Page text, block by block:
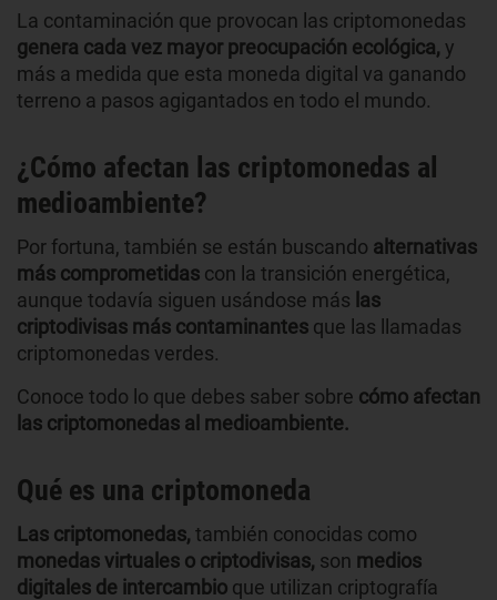
La contaminación que provocan las criptomonedas
genera cada vez mayor preocupación ecológica, y
más a medida que esta moneda digital va ganando
terreno a pasos agigantados en todo el mundo.
¿Cómo afectan las criptomonedas al
medioambiente?
Por fortuna, también se están buscando alternativas
más comprometidas con la transición energética,
aunque todavía siguen usándose más las
criptodivisas más contaminantes que las llamadas
criptomonedas verdes.
Conoce todo lo que debes saber sobre cómo afectan
las criptomonedas al medioambiente.
Qué es una criptomoneda
Las criptomonedas, también conocidas como
monedas virtuales o criptodivisas, son medios
digitales de intercambio que utilizan criptografía